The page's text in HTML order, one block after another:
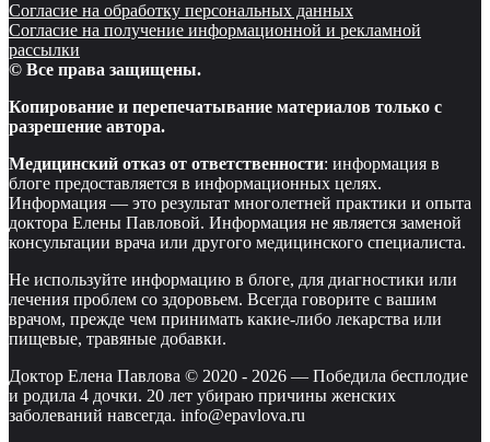
Согласие на обработку персональных данных
Согласие на получение информационной и рекламной
рассылки
© Все права защищены.
Копирование и перепечатывание материалов только с
разрешение автора.
Медицинский отказ от ответственности: информация в
блоге предоставляется в информационных целях.
Информация — это результат многолетней практики и опыта
доктора Елены Павловой. Информация не является заменой
консультации врача или другого медицинского специалиста.
Не используйте информацию в блоге, для диагностики или
лечения проблем со здоровьем. Всегда говорите с вашим
врачом, прежде чем принимать какие-либо лекарства или
пищевые, травяные добавки.
Доктор Елена Павлова © 2020 - 2026 — Победила бесплодие
и родила 4 дочки. 20 лет убираю причины женских
заболеваний навсегда. info@epavlova.ru